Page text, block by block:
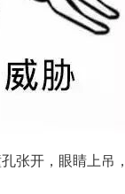
张开，眼睛上吊